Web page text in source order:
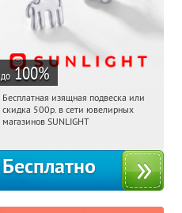
до 100%
00:30:00 Получили:
Россия
Бесплатная изящная подвеска или
скидка 500р. в сети ювелирных
магазинов SUNLIGHT
Бесплатно